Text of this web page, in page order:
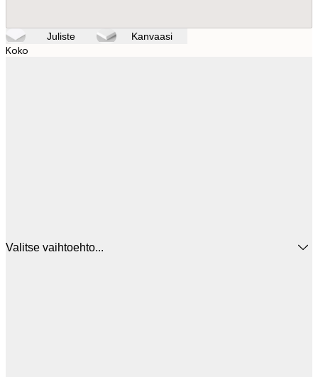
Juliste Kanvaasi
Koko
Valitse vaihtoehto...